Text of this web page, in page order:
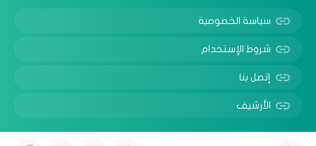
سياسة الخصوصية
شروط الإستخدام
إتصل بنا
الأرشيف